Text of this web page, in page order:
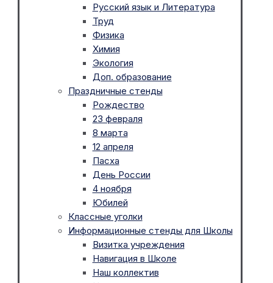
Русский язык и Литература
Труд
Физика
Химия
Экология
Доп. образование
Праздничные стенды
Рождество
23 февраля
8 марта
12 апреля
Пасха
День России
4 ноября
Юбилей
Классные уголки
Информационные стенды для Школы
Визитка учреждения
Навигация в Школе
Наш коллектив